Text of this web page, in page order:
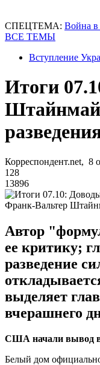
СПЕЦТЕМА: Война
ВСЕ ТЕМЫ
Вступление
Итоги
Корреспондент.net, 8
128
13896
Франк-Вальтер
Автор
ее критику;
разведение
выделяет
вчерашнего
США начали вывод
Белый дом